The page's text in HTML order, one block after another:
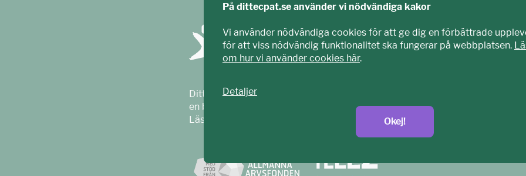
Ditt ECPAT har tagits fram tillsammans med barn och unga. Vi är en del av
en barnrättsorganisation som arbetar mot sexuell exploatering av barn.
Läs mer på
På dittecpat.se använder vi nödvändiga kakor
Vi använder nödvändiga cookies för att ge dig en förbättrade
för att viss nödvändig funktionalitet ska fungerar på webbplatsen.
om hur vi använder cookies här.
Detaljer
Okej!